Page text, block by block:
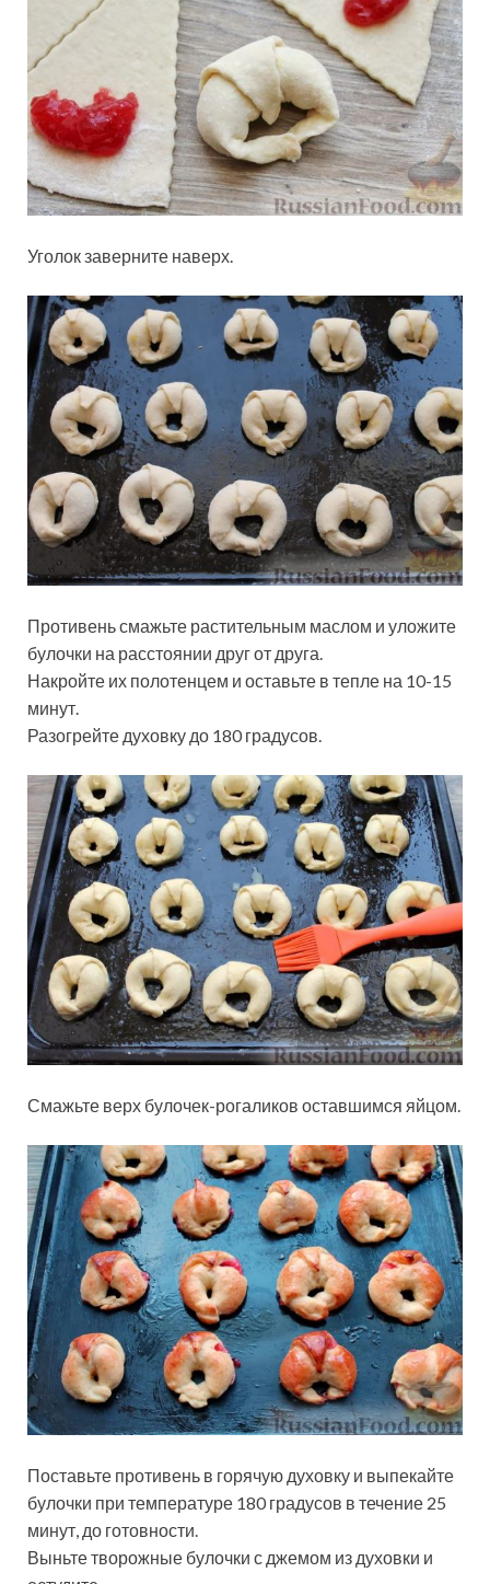
Уголок заверните наверх.
Противень смажьте растительным маслом и уложите
булочки на расстоянии друг от друга.
Накройте их полотенцем и оставьте в тепле на 10-15
минут.
Разогрейте духовку до 180 градусов.
Смажьте верх булочек-рогаликов оставшимся яйцом.
Поставьте противень в горячую духовку и выпекайте
булочки при температуре 180 градусов в течение 25
минут, до готовности.
Выньте творожные булочки с джемом из духовки и